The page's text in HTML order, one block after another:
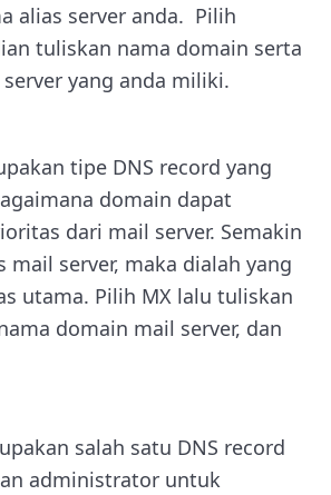
alias server anda. Pilih
tuliskan nama domain serta
yang anda miliki.
tipe DNS record yang
domain dapat
dari mail server. Semakin
mail server, maka dialah yang
utama. Pilih MX lalu tuliskan
domain mail server, dan
salah satu DNS record
administrator untuk